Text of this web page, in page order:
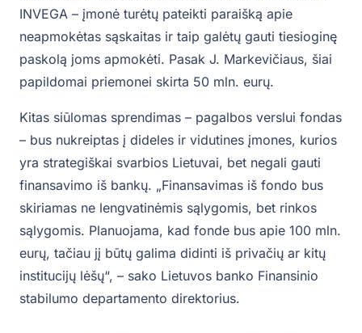
INVEGA – įmonė turėtų pateikti paraišką apie
neapmokėtas sąskaitas ir taip galėtų gauti tiesioginę
paskolą joms apmokėti. Pasak J. Markevičiaus, šiai
papildomai priemonei skirta 50 mln. eurų.
Kitas siūlomas sprendimas – pagalbos verslui fondas
– bus nukreiptas į dideles ir vidutines įmones, kurios
yra strategiškai svarbios Lietuvai, bet negali gauti
finansavimo iš bankų. „Finansavimas iš fondo bus
skiriamas ne lengvatinėmis sąlygomis, bet rinkos
sąlygomis. Planuojama, kad fonde bus apie 100 mln.
eurų, tačiau jį būtų galima didinti iš privačių ar kitų
institucijų lėšų“, – sako Lietuvos banko Finansinio
stabilumo departamento direktorius.